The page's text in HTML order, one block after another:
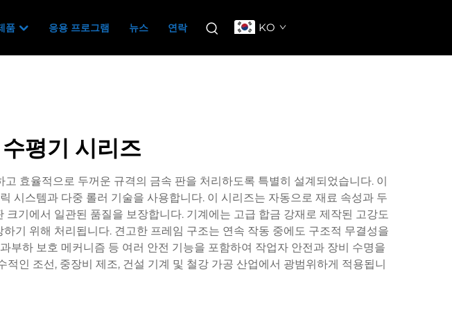
품 응용 프로그램 뉴스 연락 KO
평기 시리즈
효율적으로 두꺼운 규격의 금속 판을 처리하도록 특별히 설계되었습니다. 이
스템과 다중 롤러 기술을 사용합니다. 이 시리즈는 자동으로 재료 속성과 두
기에서 일관된 품질을 보장합니다. 기계에는 고급 합금 강재로 제작된 고강도
기 위해 처리됩니다. 견고한 프레임 구조는 연속 작동 중에도 구조적 무결성을
부하 보호 메커니즘 등 여러 안전 기능을 포함하여 작업자 안전과 장비 수명을
인 조선, 중장비 제조, 건설 기계 및 철강 가공 산업에서 광범위하게 적용됩니